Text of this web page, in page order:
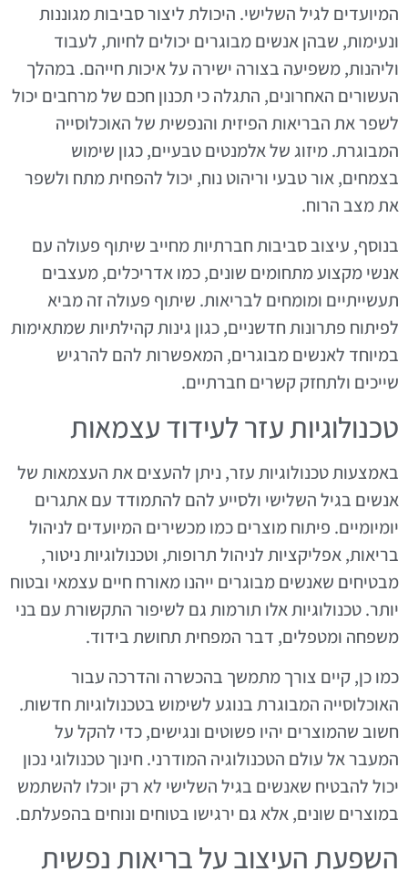
המיועדים לגיל השלישי. היכולת ליצור סביבות מגוננות
ונעימות, שבהן אנשים מבוגרים יכולים לחיות, לעבוד
וליהנות, משפיעה בצורה ישירה על איכות חייהם. במהלך
העשורים האחרונים, התגלה כי תכנון חכם של מרחבים יכול
לשפר את הבריאות הפיזית והנפשית של האוכלוסייה
המבוגרת. מיזוג של אלמנטים טבעיים, כגון שימוש
בצמחים, אור טבעי וריהוט נוח, יכול להפחית מתח ולשפר
את מצב הרוח.
בנוסף, עיצוב סביבות חברתיות מחייב שיתוף פעולה עם
אנשי מקצוע מתחומים שונים, כמו אדריכלים, מעצבים
תעשייתיים ומומחים לבריאות. שיתוף פעולה זה מביא
לפיתוח פתרונות חדשניים, כגון גינות קהילתיות שמתאימות
במיוחד לאנשים מבוגרים, המאפשרות להם להרגיש
שייכים ולתחזק קשרים חברתיים.
טכנולוגיות עזר לעידוד עצמאות
באמצעות טכנולוגיות עזר, ניתן להעצים את העצמאות של
אנשים בגיל השלישי ולסייע להם להתמודד עם אתגרים
יומיומיים. פיתוח מוצרים כמו מכשירים המיועדים לניהול
בריאות, אפליקציות לניהול תרופות, וטכנולוגיות ניטור,
מבטיחים שאנשים מבוגרים ייהנו מאורח חיים עצמאי ובטוח
יותר. טכנולוגיות אלו תורמות גם לשיפור התקשורת עם בני
משפחה ומטפלים, דבר המפחית תחושת בידוד.
כמו כן, קיים צורך מתמשך בהכשרה והדרכה עבור
האוכלוסייה המבוגרת בנוגע לשימוש בטכנולוגיות חדשות.
חשוב שהמוצרים יהיו פשוטים ונגישים, כדי להקל על
המעבר אל עולם הטכנולוגיה המודרני. חינוך טכנולוגי נכון
יכול להבטיח שאנשים בגיל השלישי לא רק יוכלו להשתמש
במוצרים שונים, אלא גם ירגישו בטוחים ונוחים בהפעלתם.
השפעת העיצוב על בריאות נפשית